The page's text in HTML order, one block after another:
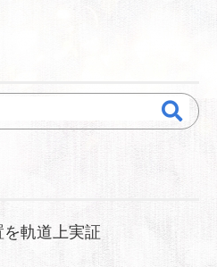
軌道上実証